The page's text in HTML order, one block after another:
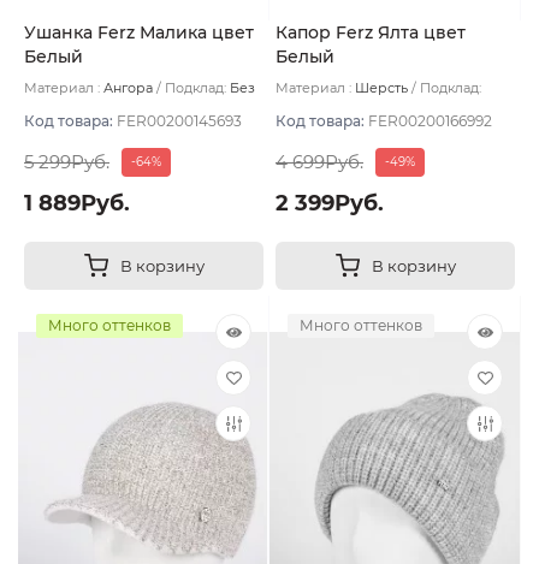
Ушанка Ferz Малика цвет
Белый
Материал : Ангора Подклад: Без
Код товара: FER00200145693
5 299Руб. -64%
1 889Руб.
В корзину
Капор Ferz Ялта цвет
Белый
Материал : Шерсть
Подклад:
Код товара: FER00200166992
4 699Руб. -49%
2 399Руб.
В корзину
Много оттенков Много оттенков